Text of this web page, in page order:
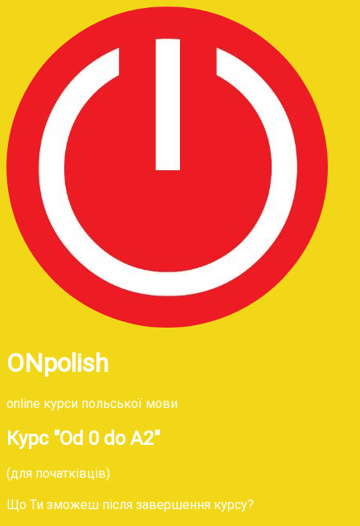
ONpolish
online курси польської мови
Курс "Od 0 do A2"
(для початківців)
Що Ти зможеш після завершення курсу?